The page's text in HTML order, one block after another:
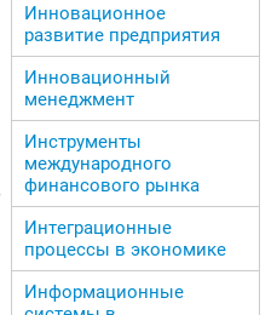
Инновационное
развитие предприятия
Инновационный
менеджмент
Инструменты
международного
финансового рынка
Интеграционные
процессы в экономике
Информационные